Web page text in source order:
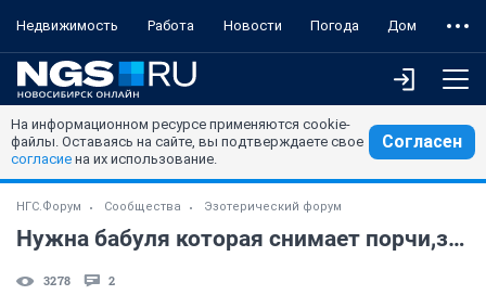
Недвижимость Работа Новости Погода Дом
На информационном ресурсе применяются cookie-
файлы. Оставаясь на сайте, вы подтверждаете свое
согласие на их использование.
Согласен
НГС.Форум Сообщества Эзотерический форум
Нужна бабуля которая снимает порчи,заговоры....
3278 2